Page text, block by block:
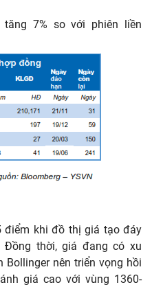
tăng 7% so với phiên liền
điểm khi đồ thị giá tạo đáy
Đồng thời, giá đang có xu
Bollinger nên triển vọng hồi
giá cao với vùng 1360-